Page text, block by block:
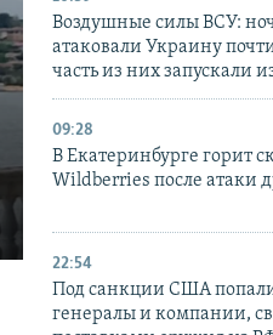
Воздушные силы ВСУ:
атаковали Украину
часть из них запускали
09:28
В Екатеринбурге горит
Wildberries после атаки
22:54
Под санкции США
генералы и компании,